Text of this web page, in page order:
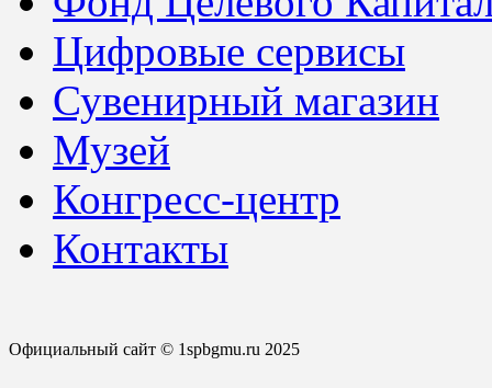
Цифровые сервисы
Сувенирный магазин
Музей
Конгресс-центр
Контакты
Официальный сайт © 1spbgmu.ru 2025